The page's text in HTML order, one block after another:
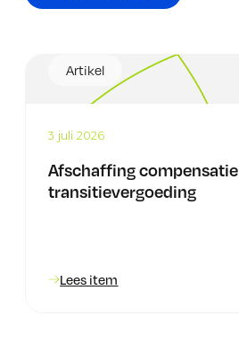
Artikel
3 juli 2026
Afschaffing compensatie
transitievergoeding
Lees item